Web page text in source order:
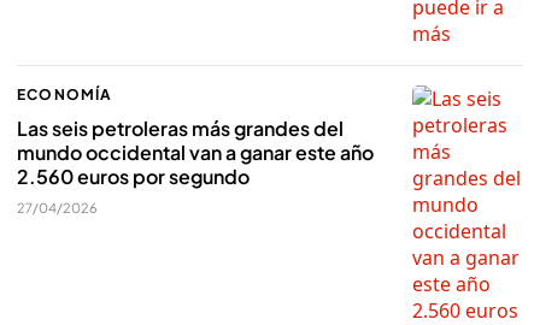
ECONOMÍA
Las seis petroleras más grandes del
mundo occidental van a ganar este año
2.560 euros por segundo
27/04/2026